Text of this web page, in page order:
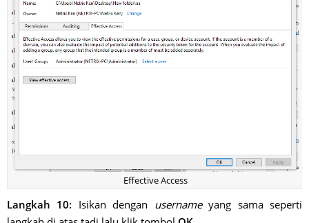
Effective Access
Langkah 10: Isikan dengan usernameyang sama seperti